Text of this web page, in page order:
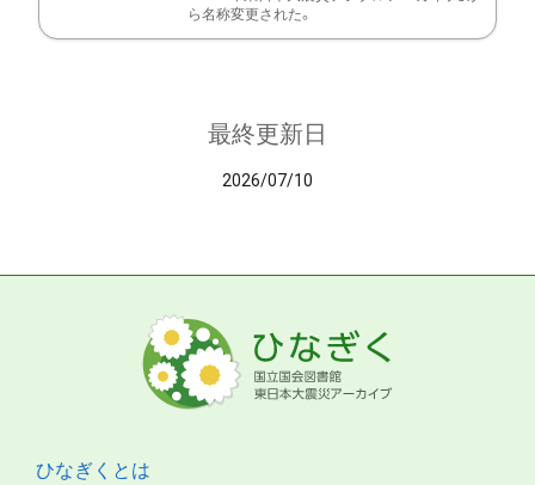
ら名称変更された。
最終更新日
2026/07/10
ひなぎくとは